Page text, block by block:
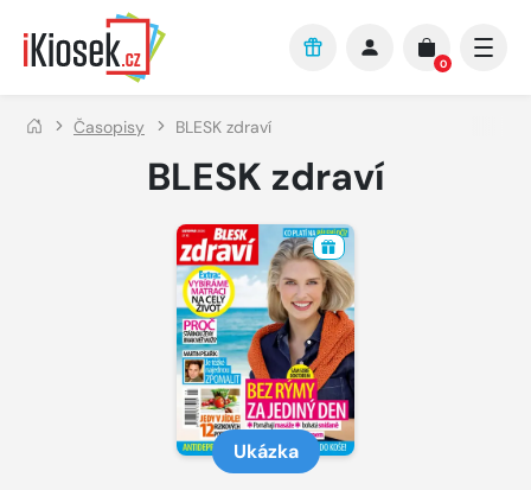
Přejít na hlavní obsah
0
Časopisy BLESK zdraví
BLESK zdraví
Ukázka